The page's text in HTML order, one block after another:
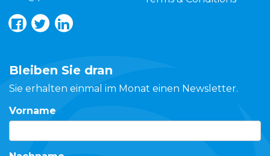
Bleiben Sie dran
Sie erhalten einmal im Monat einen Newsletter.
Vorname